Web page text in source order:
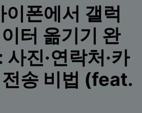
드, 전문가 팁 및 최
요.
로그인
폰에서 갤럭
터 옮기기 완
진·연락처·카
송 비법 (feat.